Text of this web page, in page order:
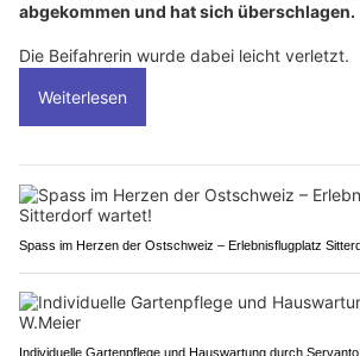
abgekommen und hat sich überschlagen.
Die Beifahrerin wurde dabei leicht verletzt.
Weiterlesen
Spass im Herzen der Ostschweiz – Erlebnisflugplatz
Individuelle Gartenpflege und Hauswartung durch